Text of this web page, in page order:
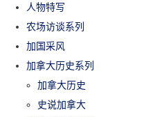
人物特写
农场访谈系列
加国采风
加拿大历史系列
加拿大历史
史说加拿大